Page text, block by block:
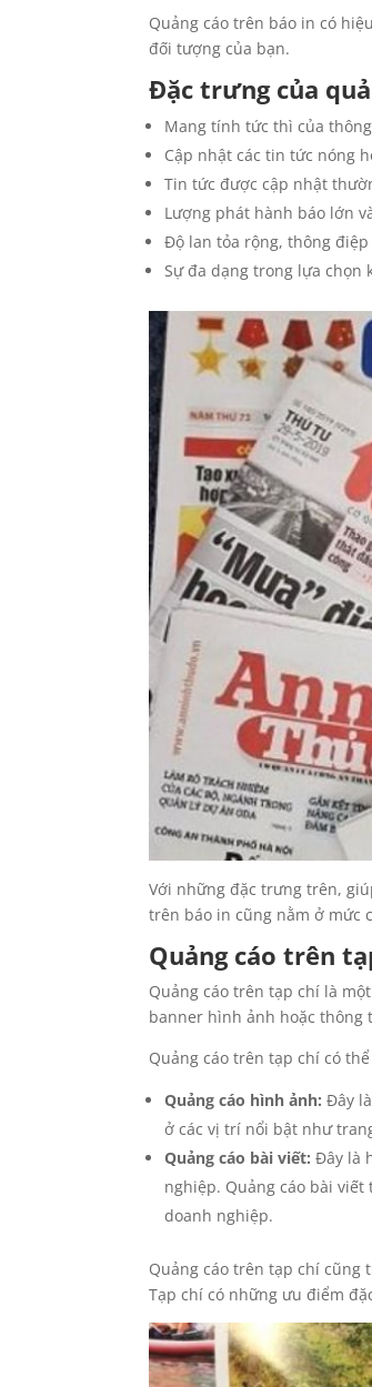
Quảng cáo trên báo in có
đối tượng của bạn.
Đặc trưng của
Mang tính tức thì của
Cập nhật các tin tức nóng
Tin tức được cập nhật
Lượng phát hành báo lớn
Độ lan tỏa rộng, thông
Sự đa dạng trong lựa
Với những đặc trưng trên,
trên báo in cũng nằm ở mức
Quảng cáo trên
Quảng cáo trên tạp chí là
banner hình ảnh hoặc thông
Quảng cáo trên tạp chí có
Quảng cáo hình ảnh: Đây
ở các vị trí nổi bật như
Quảng cáo bài viết: Đây là
nghiệp. Quảng cáo bài
doanh nghiệp.
Quảng cáo trên tạp chí
Tạp chí có những ưu điểm